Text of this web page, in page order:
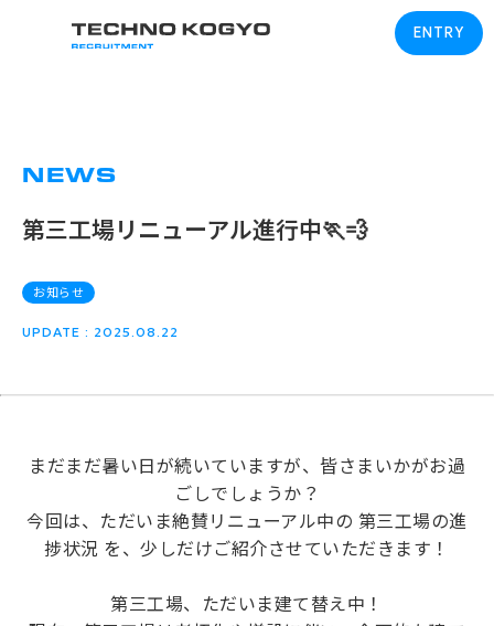
NEWS
第三工場リニューアル進行中🏃💨
お知らせ
UPDATE : 2025.08.22
まだまだ暑い日が続いていますが、皆さまいかがお過
ごしでしょうか？
今回は、ただいま絶賛リニューアル中の 第三工場の進
捗状況 を、少しだけご紹介させていただきます！
第三工場、ただいま建て替え中！
ENTRY